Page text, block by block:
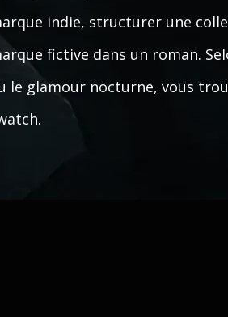
indie, structurer une
fictive dans un roman.
le glamour nocturne, vous